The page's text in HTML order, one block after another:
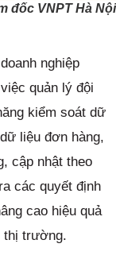
đốc VNPT Hà Nội
nghiệp
quản lý đội
kiểm soát dữ
liệu đơn hàng,
cập nhật theo
các quyết định
cao hiệu quả
thị trường.